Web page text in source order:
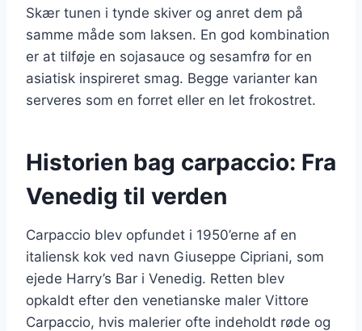
Skær tunen i tynde skiver og anret dem på
samme måde som laksen. En god kombination
er at tilføje en sojasauce og sesamfrø for en
asiatisk inspireret smag. Begge varianter kan
serveres som en forret eller en let frokostret.
Historien bag carpaccio: Fra
Venedig til verden
Carpaccio blev opfundet i 1950’erne af en
italiensk kok ved navn Giuseppe Cipriani, som
ejede Harry’s Bar i Venedig. Retten blev
opkaldt efter den venetianske maler Vittore
Carpaccio, hvis malerier ofte indeholdt røde og